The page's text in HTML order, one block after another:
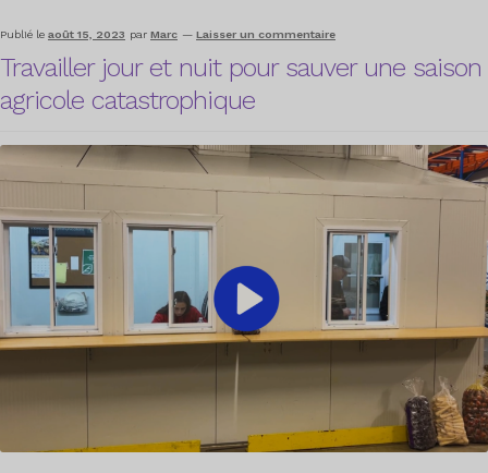
Publié le août 15, 2023 par Marc — Laisser un commentaire
Travailler jour et nuit pour sauver une saison
agricole catastrophique